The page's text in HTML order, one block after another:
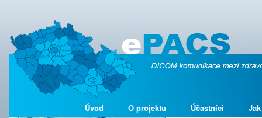
Úvod O projektu Účastníci